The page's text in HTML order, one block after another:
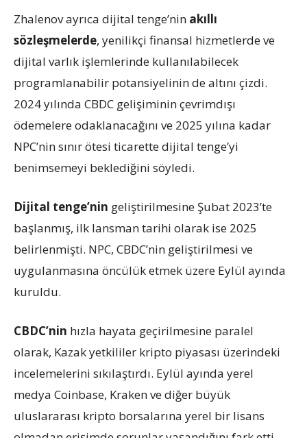
Zhalenov ayrıca dijital tenge’nin akıllı
sözleşmelerde, yenilikçi finansal hizmetlerde ve
dijital varlık işlemlerinde kullanılabilecek
programlanabilir potansiyelinin de altını çizdi.
2024 yılında CBDC gelişiminin çevrimdışı
ödemelere odaklanacağını ve 2025 yılına kadar
NPC’nin sınır ötesi ticarette dijital tenge’yi
benimsemeyi beklediğini söyledi.
Dijital tenge’nin geliştirilmesine Şubat 2023’te
başlanmış, ilk lansman tarihi olarak ise 2025
belirlenmişti. NPC, CBDC’nin geliştirilmesi ve
uygulanmasına öncülük etmek üzere Eylül ayında
kuruldu.
CBDC’nin hızla hayata geçirilmesine paralel
olarak, Kazak yetkililer kripto piyasası üzerindeki
incelemelerini sıkılaştırdı. Eylül ayında yerel
medya Coinbase, Kraken ve diğer büyük
uluslararası kripto borsalarına yerel bir lisans